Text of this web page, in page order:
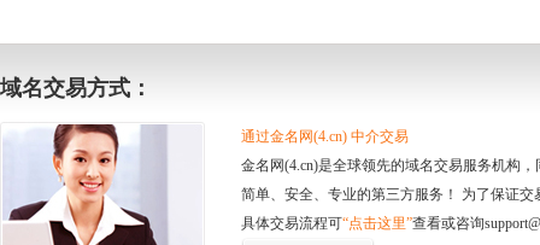
域名交易方式：
通过金名网(4.cn) 中介交易
金名网(4.cn)是全球领先的域名交易服务机构
简单、安全、专业的第三方服务！ 为了保证
具体交易流程可“点击这里”查看或咨询